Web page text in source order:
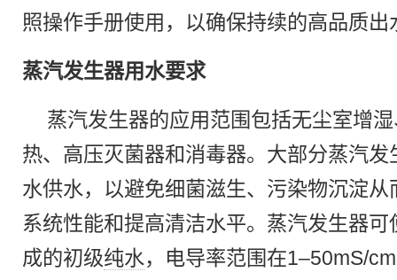
照操作手册使用，以确保持续的高品质出
蒸汽发生器用水要求
蒸汽发生器的应用范围包括无尘室增
热、高压灭菌器和消毒器。大部分蒸汽
水供水，以避免细菌滋生、污染物沉淀
系统性能和提高清洁水平。蒸汽发生器
成的初级纯水，电导率范围在1–50mS/